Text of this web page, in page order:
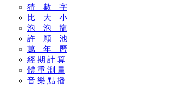
猜 數 字
比 大 小
泡 泡 龍
許 願 池
萬 年 曆
經 期 計 算
體 重 測 量
音 樂 點 播